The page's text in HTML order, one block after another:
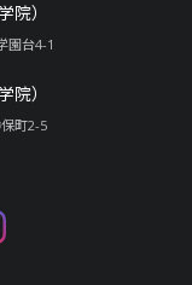
院）
園台4-1
院）
町2-5